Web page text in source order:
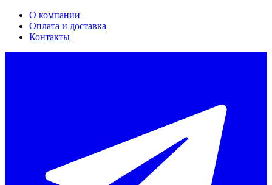
О компании
Оплата и доставка
Контакты